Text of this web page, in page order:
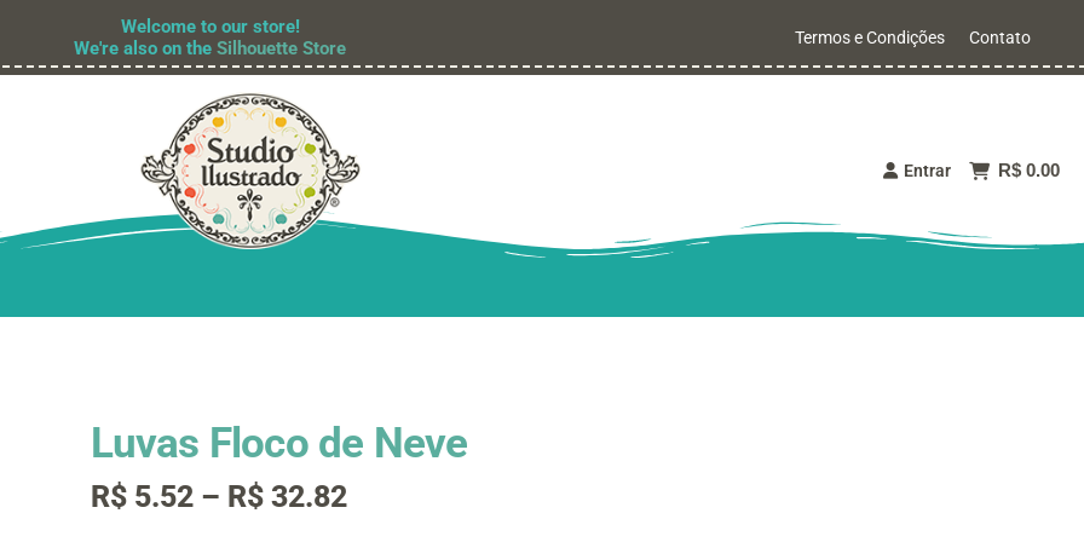
Welcome to our store!
We're also on theSilhouette Store Termos e Condições Contato
Entrar R$ 0.00
Luvas Floco de Neve
R$5.52 – R$32.82Faixa